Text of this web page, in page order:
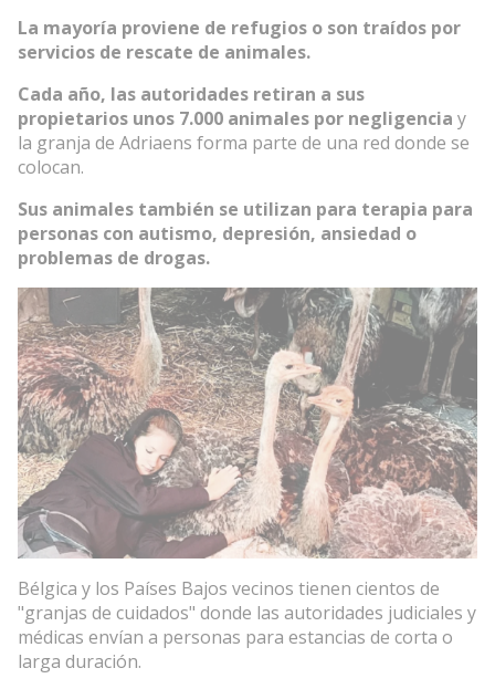
La mayoría proviene de refugios o son traídos por
servicios de rescate de animales.
Cada año, las autoridades retiran a sus
propietarios unos 7.000 animales por negligencia y
la granja de Adriaens forma parte de una red donde se
colocan.
Sus animales también se utilizan para terapia para
personas con autismo, depresión, ansiedad o
problemas de drogas.
Bélgica y los Países Bajos vecinos tienen cientos de
"granjas de cuidados" donde las autoridades judiciales y
médicas envían a personas para estancias de corta o
larga duración.